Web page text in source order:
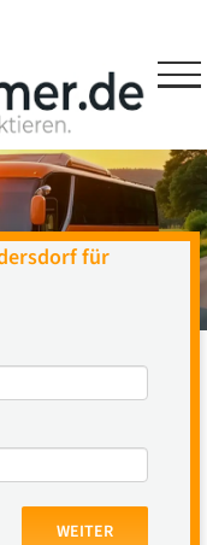
für
WEITER